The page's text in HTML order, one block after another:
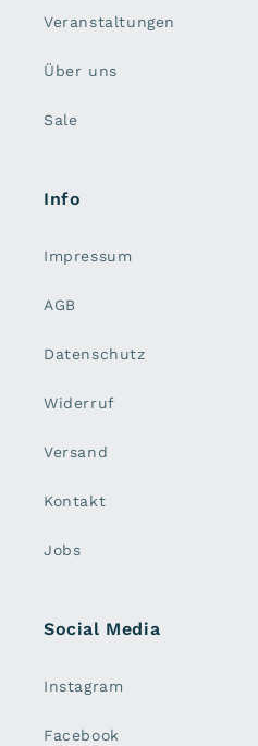
Veranstaltungen
Über uns
Sale
Info
Impressum
AGB
Datenschutz
Widerruf
Versand
Kontakt
Jobs
Social Media
Instagram
Facebook